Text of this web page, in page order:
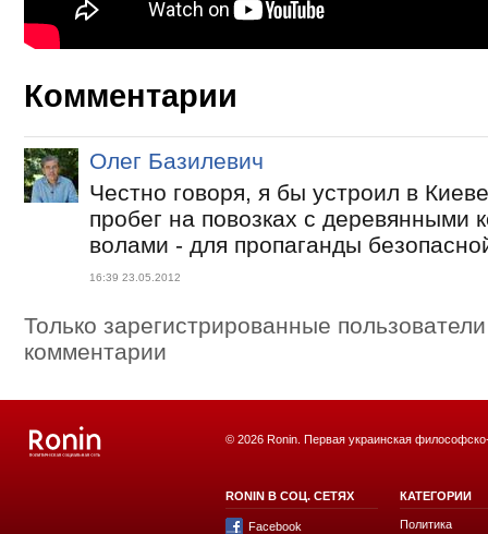
Комментарии
Олег Базилевич
Честно говоря, я бы устроил в
пробег на повозках с деревянными
волами - для пропаганды
16:39 23.05.2012
Только зарегистрированные
комментарии
© 2026 Ronin. Первая украинская
RONIN В СОЦ. СЕТЯХ
Facebook
КАТЕГОРИИ
Политика